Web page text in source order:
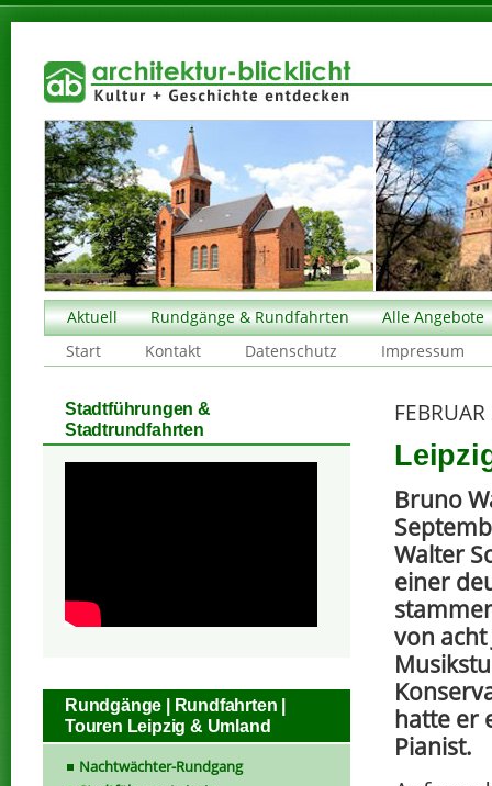
Aktuell Rundgänge & Rundfahrten
Alle Angebote
Start
Kontakt Datenschutz Impressum
Bruno
Walter
einer
von
hatte er
Pianist.
Stadtführungen &
Stadtrundfahrten
Rundgänge | Rundfahrten |
Touren Leipzig & Umland
Nachtwächter-Rundgang